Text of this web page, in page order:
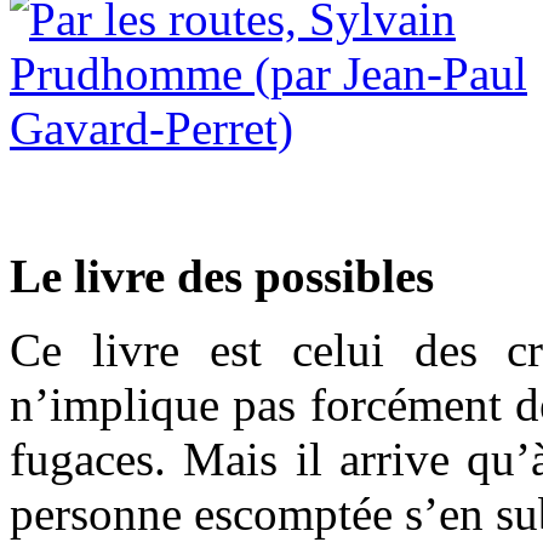
Le livre des possibles
Ce livre est celui des
n’implique pas forcément
fugaces. Mais il arrive
personne escomptée s’en